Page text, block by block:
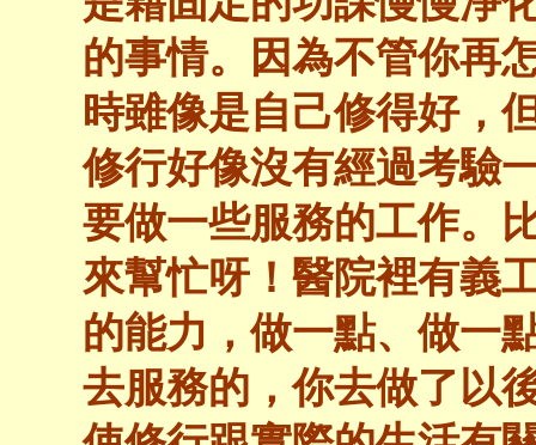
的事情。因為不管你再
時雖像是自己修得好，
修行好像沒有經過考驗
要做一些服務的工作。
來幫忙呀！醫院裡有義
的能力，做一點、做一
去服務的，你去做了以